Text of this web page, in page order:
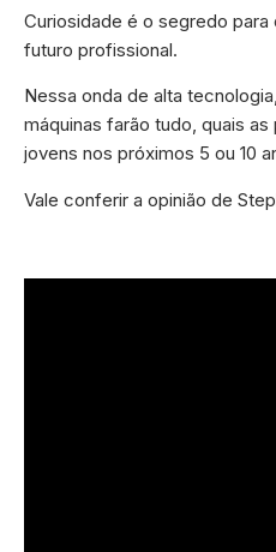
Curiosidade é o segredo
futuro profissional.
Nessa onda de alta
máquinas farão tudo, quais
jovens nos próximos 5 ou 10
Vale conferir a opinião de